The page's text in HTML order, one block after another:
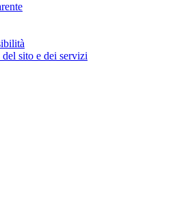
sito e dei servizi